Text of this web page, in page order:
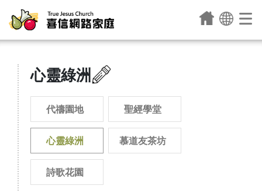
心靈綠洲
代禱園地 聖經學堂
心靈綠洲 慕道友茶坊
詩歌花園